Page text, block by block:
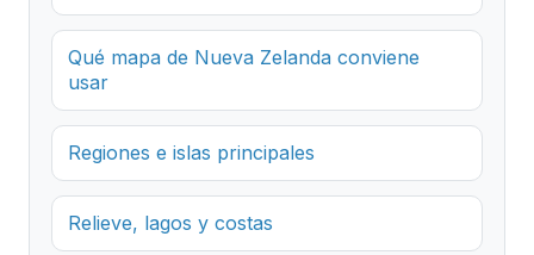
Qué mapa de Nueva Zelanda conviene
usar
Regiones e islas principales
Relieve, lagos y costas